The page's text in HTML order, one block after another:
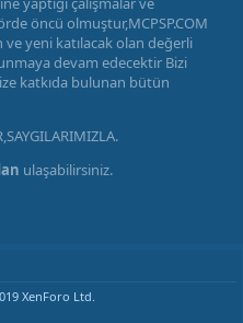
öncü olmuştur,MCPSP.COM
ve yeni katılacak olan değerli
devam edecektir Bizi
katkıda bulunan bütün
ulaşabilirsiniz.
XenForo Ltd.